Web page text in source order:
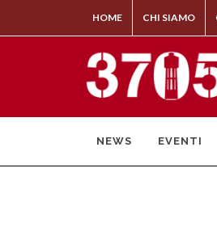
HOME CHI SIAMO
NEWS EVENTI